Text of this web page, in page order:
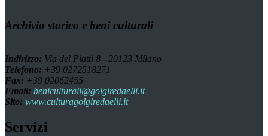
Archivio storico e beni culturali
Indirizzo: Via dei Piatti 8 - 20123 Milano
Telefono: +39 0272518271
Fax: +39 02062455
Email: beniculturali@golgiredaelli.it
Sito: www.culturagolgiredaelli.it
Servizi